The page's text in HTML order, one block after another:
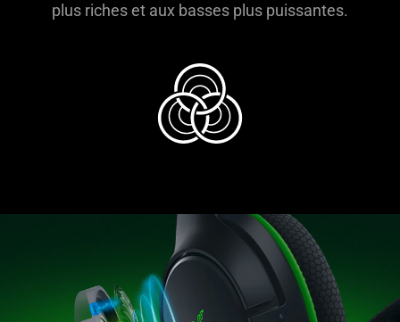
plus riches et aux basses plus puissantes.